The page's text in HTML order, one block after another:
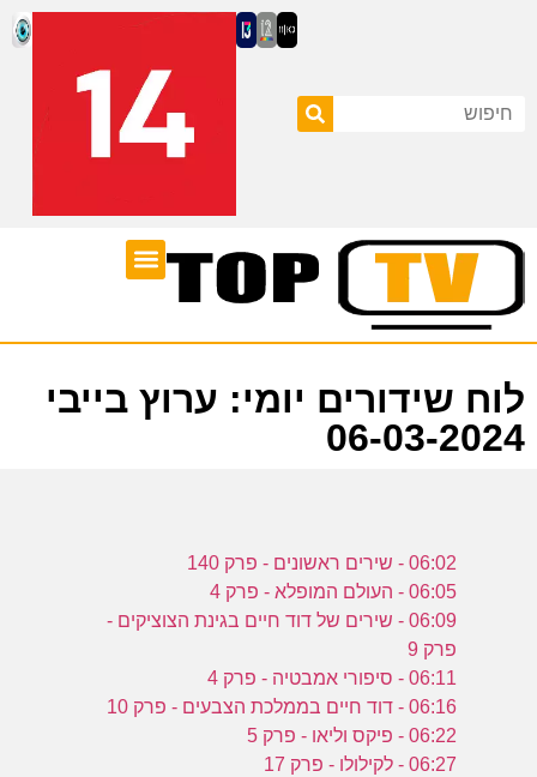
לוח שידורים יומי: ערוץ בייבי
06-03-2024
06:02 - שירים ראשונים - פרק 140
06:05 - העולם המופלא - פרק 4
06:09 - שירים של דוד חיים בגינת הצוציקים -
פרק 9
06:11 - סיפורי אמבטיה - פרק 4
06:16 - דוד חיים בממלכת הצבעים - פרק 10
06:22 - פיקס וליאו - פרק 5
06:27 - לקילולו - פרק 17